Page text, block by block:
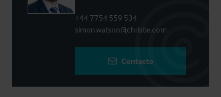
+44 7754 559 534
simon.watson@christie.com
Contacto